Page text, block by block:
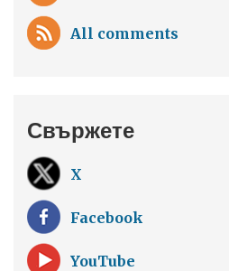
All comments
Свържете
X
Facebook
YouTube